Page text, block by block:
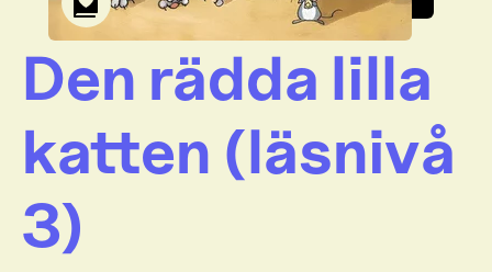
Den rädda lilla
katten (läsnivå
3)